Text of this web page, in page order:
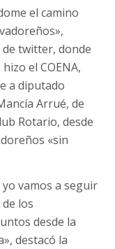
el camino
twitter, donde
el COENA,
a diputado
Arrué, de
Rotario, desde
«sin
vamos a seguir
los
desde la
destacó la